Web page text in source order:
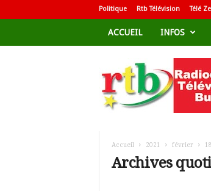
Politique Rtb Télévision Télé
ACCUEIL INFOS
d
i
Accueil 2021 février 18
Archives